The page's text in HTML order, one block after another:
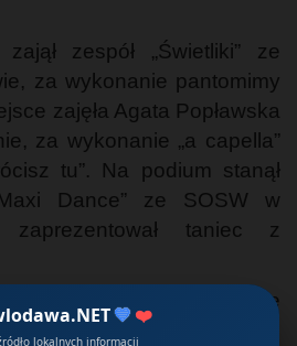
💙❤️
lokalnych informacji
zespół „Świetliki” ze
za wykonanie pantomimy
zajęła Agata Popławska
za wykonanie „a capella”
tu”. Na podium stanął
Dance” ze SOSW w
zaprezentował taniec z
jest propagowanie
i zdolności osób